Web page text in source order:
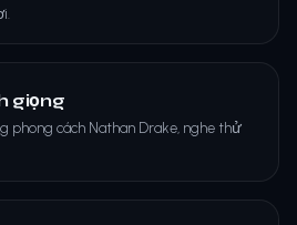
giọng
phong cách Nathan Drake, nghe thử